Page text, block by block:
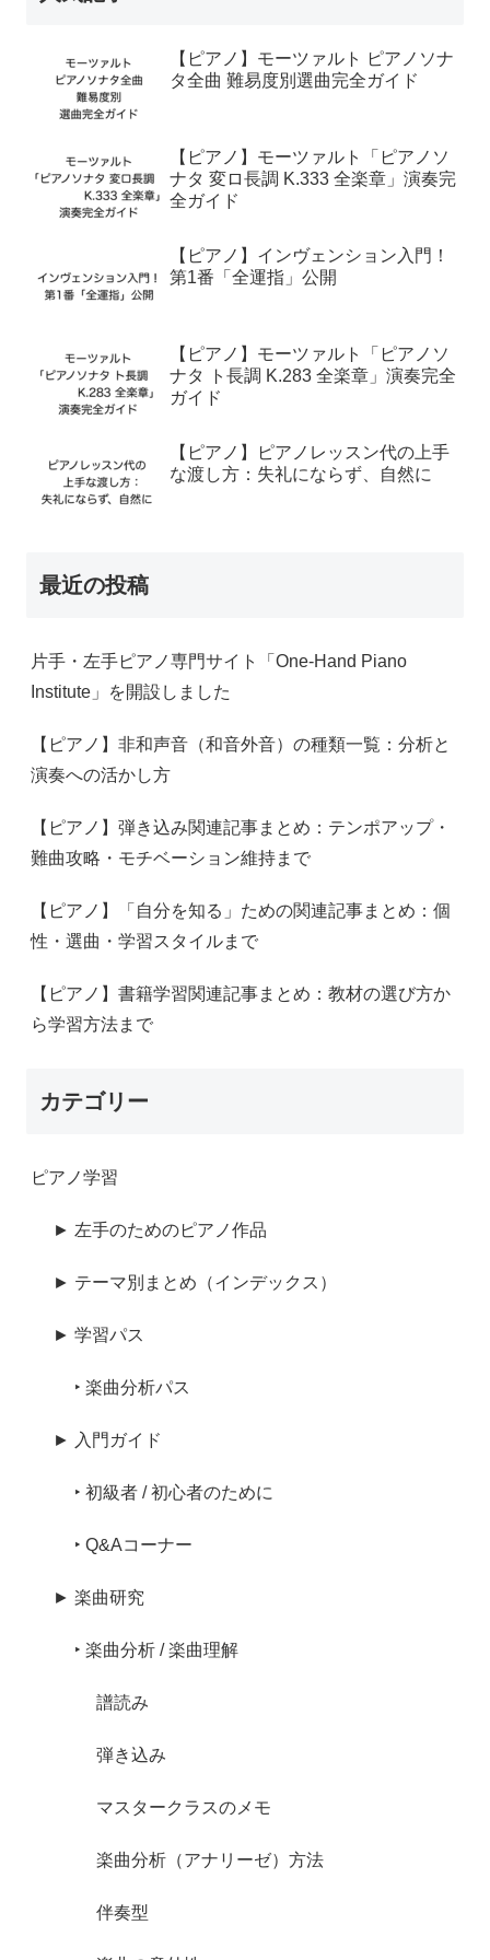
【ピアノ】モーツァルト ピアノソナ
タ全曲 難易度別選曲完全ガイド
【ピアノ】モーツァルト「ピアノソ
ナタ 変ロ長調 K.333 全楽章」演奏完
全ガイド
【ピアノ】インヴェンション入門！
第1番「全運指」公開
【ピアノ】モーツァルト「ピアノソ
ナタ ト長調 K.283 全楽章」演奏完全
ガイド
【ピアノ】ピアノレッスン代の上手
な渡し方：失礼にならず、自然に
最近の投稿
片手・左手ピアノ専門サイト「One-Hand Piano
Institute」を開設しました
【ピアノ】非和声音（和音外音）の種類一覧：分析と
演奏への活かし方
【ピアノ】弾き込み関連記事まとめ：テンポアップ・
難曲攻略・モチベーション維持まで
【ピアノ】「自分を知る」ための関連記事まとめ：個
性・選曲・学習スタイルまで
【ピアノ】書籍学習関連記事まとめ：教材の選び方か
ら学習方法まで
カテゴリー
ピアノ学習
► 左手のためのピアノ作品
► テーマ別まとめ（インデックス）
► 学習パス
‣ 楽曲分析パス
► 入門ガイド
‣ 初級者 / 初心者のために
‣ Q&Aコーナー
► 楽曲研究
‣ 楽曲分析 / 楽曲理解
譜読み
弾き込み
マスタークラスのメモ
楽曲分析（アナリーゼ）方法
伴奏型